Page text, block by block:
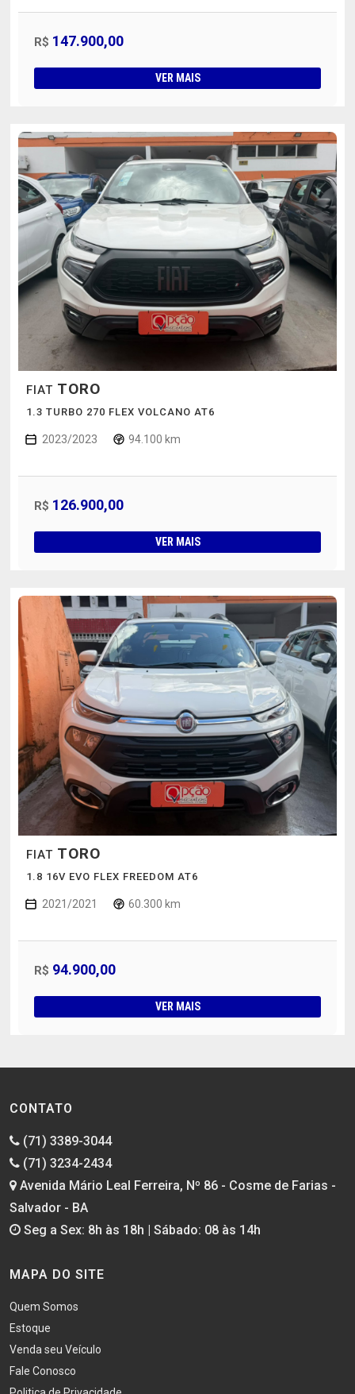
R$ 147.900,00
VER MAIS
FIAT TORO
1.3 TURBO 270 FLEX VOLCANO AT6
2023/2023 94.100 km
R$ 126.900,00
VER MAIS
FIAT TORO
1.8 16V EVO FLEX FREEDOM AT6
2021/2021 60.300 km
R$ 94.900,00
VER MAIS
CONTATO
(71) 3389-3044
(71) 3234-2434
Avenida Mário Leal Ferreira, Nº 86 - Cosme de Farias -
Salvador - BA
Seg a Sex: 8h às 18h | Sábado: 08 às 14h
MAPA DO SITE
Quem Somos
Estoque
Venda seu Veículo
Fale Conosco